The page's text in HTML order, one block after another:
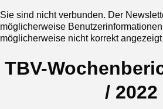
Sie sind nicht verbunden. Der
möglicherweise
möglicherweise nicht korrekt
TBV-
/ 2022